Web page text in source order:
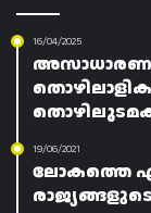
16/04/2025
19/06/2021
ലോകത്തെ